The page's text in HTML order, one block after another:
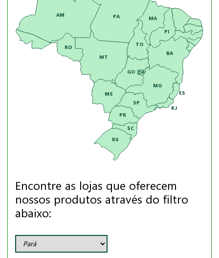
TO
BA
PI
MA
PA
AM
RO
MT
MS
GO
PR
SC
RS
SP
MG
RJ
ES
DF
Encontre as lojas que oferecem
nossos produtos através do filtro
abaixo: